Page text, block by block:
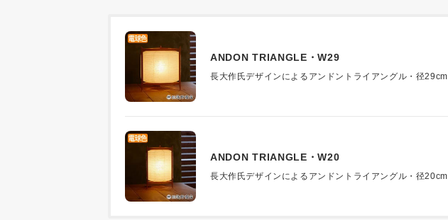
ANDON TRIANGLE・W29
長大作氏デザインによるアンドントライアングル・径29cm
ANDON TRIANGLE・W20
長大作氏デザインによるアンドントライアングル・径20cm